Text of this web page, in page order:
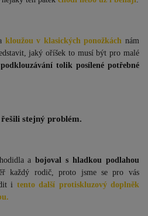
kloužou v klasických ponožkách nám
jaký oříšek to musí být pro malé
tolik posílené potřebné
stejný problém.
abojoval s hladkou podlahou
každý rodič, proto jsme se pro vás
i tento další protiskluzový doplněk